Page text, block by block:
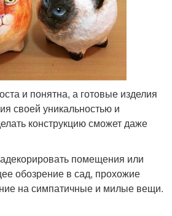
и понятна, а готовые изделия
своей уникальностью и
конструкцию сможет даже
помещения или
обозрение в сад, прохожие
на симпатичные и милые вещи.